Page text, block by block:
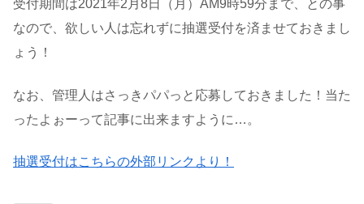
受付期間は2021年2月8日（月）AM9時59分まで、との事
なので、欲しい人は忘れずに抽選受付を済ませておきまし
ょう！
なお、管理人はさっきパパっと応募しておきました！当た
ったよぉーって記事に出来ますように…。
抽選受付はこちらの外部リンクより！